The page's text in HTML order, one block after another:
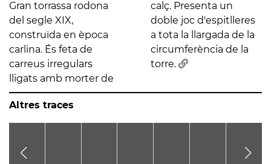
Gran torrassa rodona
del segle XIX,
construïda en època
carlina. És feta de
carreus irregulars
lligats amb morter de
calç. Presenta un
doble joc d'espitlleres
a tota la llargada de la
circumferència de la
torre.
Altres traces